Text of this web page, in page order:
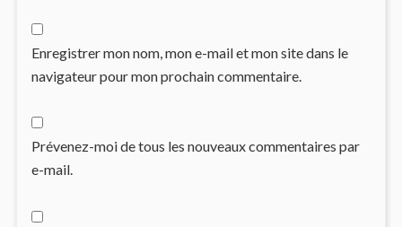
Enregistrer mon nom, mon e-mail et mon site dans le
navigateur pour mon prochain commentaire.
Prévenez-moi de tous les nouveaux commentaires par
e-mail.